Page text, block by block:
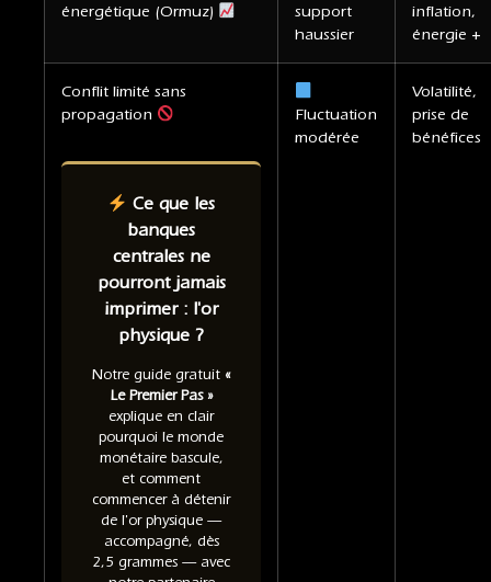
énergétique (Ormuz)
support
haussier
inflation,
énergie +
Conflit limité sans
propagation
Ce que les
banques
centrales ne
pourront jamais
imprimer : l'or
physique ?
Notre guide gratuit «
Le Premier Pas »
explique en clair
pourquoi le monde
monétaire bascule,
et comment
commencer à détenir
de l'or physique —
accompagné, dès
2,5 grammes — avec
Fluctuation
modérée
Volatilité,
prise de
bénéfices